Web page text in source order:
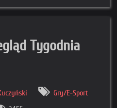
Tygodnia
Gry/E-Sport